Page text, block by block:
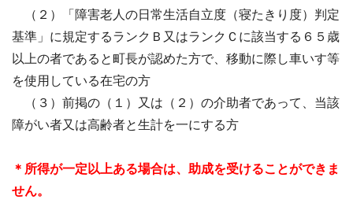
（２）「障害老人の日常生活自立度（寝たきり度）判定
基準」に規定するランクＢ又はランクＣに該当する６５歳
以上の者であると町長が認めた方で、移動に際し車いす等
を使用している在宅の方
（３）前掲の（１）又は（２）の介助者であって、当該
障がい者又は高齢者と生計を一にする方
＊所得が一定以上ある場合は、助成を受けることができま
せん。